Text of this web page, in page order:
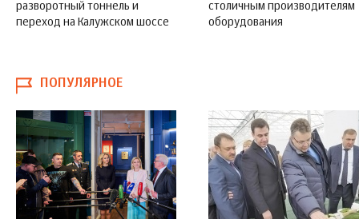
разворотный тоннель и
переход на Калужском шоссе
столичным производителям
оборудования
ПОПУЛЯРНОЕ